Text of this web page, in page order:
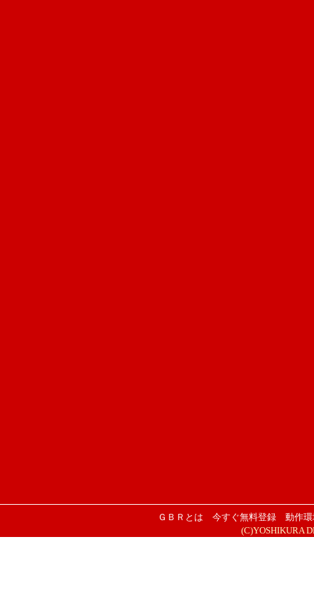
ＧＢＲとは 今すぐ無料登録
動作
(C)YOSHIKURA